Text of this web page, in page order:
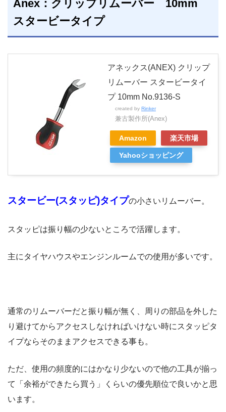
Anex：クリップリムーバー 10mm
スタービータイプ
アネックス(ANEX) クリップ
リムーバー スタービータイ
プ 10mm No.9136-S
created by Rinker
兼古製作所(Anex)
Amazon 楽天市場
Yahooショッピング
スタービー(スタッピ)タイプの小さいリムーバー。
スタッピは振り幅の少ないところで活躍します。
主にタイヤハウスやエンジンルームでの使用が多いです。
通常のリムーバーだと振り幅が無く、周りの部品を外した
り避けてからアクセスしなければいけない時にスタッピタ
イプならそのままアクセスできる事も。
ただ、使用の頻度的にはかなり少ないので他の工具が揃っ
て「余裕ができたら買う」くらいの優先順位で良いかと思
います。